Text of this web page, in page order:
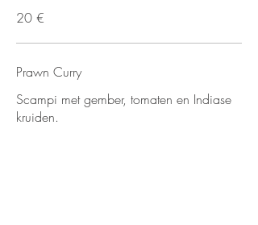
20 €
Prawn Curry
Scampi met gember, tomaten en Indiase
kruiden.